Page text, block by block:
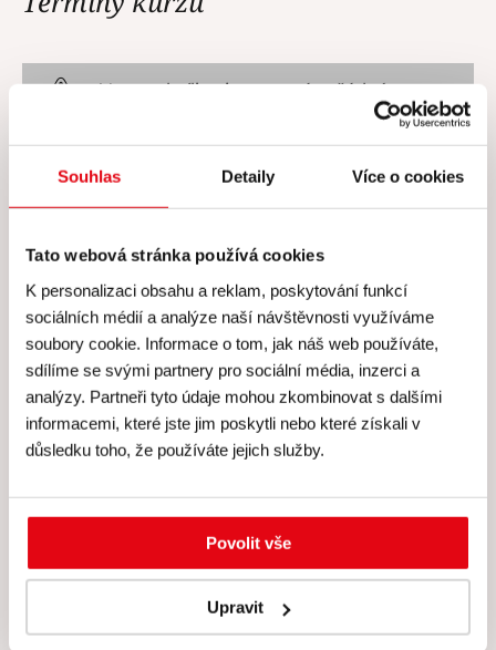
Souhlas Detaily Více o cookies
Tato webová stránka používá cookies
K personalizaci obsahu a reklam, poskytování funkcí
sociálních médií a analýze naší návštěvnosti využíváme
soubory cookie. Informace o tom, jak náš web používáte,
sdílíme se svými partnery pro sociální média, inzerci a
analýzy. Partneři tyto údaje mohou zkombinovat s dalšími
informacemi, které jste jim poskytli nebo které získali v
důsledku toho, že používáte jejich služby.
Povolit vše
Upravit
V tuto chvíli nejsou vypsány žádné
Cena všech kurzů zahrnuje
Cena všech našich kurzů
zahrnuje
Skutečně individuální péči lektora a personálu –
.
Nabídku konzumace exkluzivníchčajových směsí
VoduAqua Angelsz islandských ledovců s